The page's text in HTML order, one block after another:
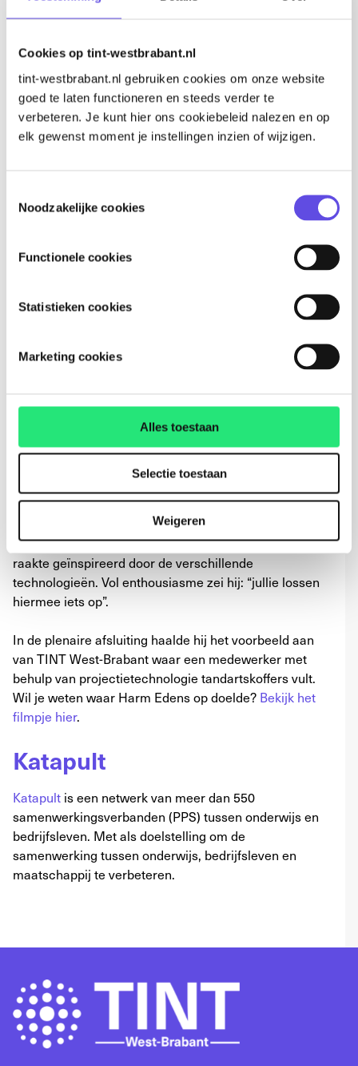
Cookies op tint-westbrabant.nl
tint-westbrabant.nl gebruiken cookies om onze website
goed te laten functioneren en steeds verder te
verbeteren. Je kunt hier ons cookiebeleid nalezen en op
elk gewenst moment je instellingen inzien of wijzigen.
Noodzakelijke cookies
Functionele cookies
Statistieken cookies
Marketing cookies
Alles toestaan
Selectie toestaan
Weigeren
thema’s zoals een leven lang ontwikkelen,
bezoek brengen aan het festivalterrein, waar
verschillende innovaties te bekijken waren.
Gedurende de dag werd op actuele thema’s ingegaan,
zoals de bezuinigingen in het onderwijs. Er werden
opgeroepen om te blijven investeren in innovatie voor
de lange termijn. Toch is opleiden niet alleen een taak
aan een leercultuur besteden werd genoemd.
TINT West-Brabant en
inclusieve technologieën
bedrijven kwamen bij onze stand langs om ervaringen
uit te wisselen en technologieën uit te proberen. De
exoskeletten werden aangetrokken, waardoor mensen
zelf de ondersteuning en voordelen die exoskeletten
je zag bezoekers direct denken “Hoe kunnen wij dit
toepassen in onze organisatie?”. Ook de dagvoorzitter
Harm Edens bracht een bezoekje aan onze stand en
raakte geïnspireerd door de verschillende
technologieën. Vol enthousiasme zei hij: “jullie lossen
hiermee iets op”.
In de plenaire afsluiting haalde hij het voorbeeld aan
van TINT West-Brabant waar een medewerker met
behulp van projectietechnologie tandartskoffers vult.
Wil je weten waar Harm Edens op doelde? Bekijk het
filmpje hier.
Katapult
Katapult is een netwerk van meer dan 550
samenwerkingsverbanden (PPS) tussen onderwijs en
bedrijfsleven. Met als doelstelling om de
samenwerking tussen onderwijs, bedrijfsleven en
maatschappij te verbeteren.